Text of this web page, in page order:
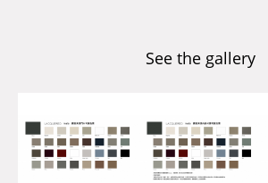
See the gallery